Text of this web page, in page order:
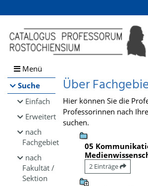
Browsen
direkt zum Inhalt
Menü
Suche
Einfach
Erweitert
nach
Fachgebiet
nach
Fakultät /
Sektion
Über
Hier können Sie die
Professorinnen nach
suchen.
05
2 Einträge